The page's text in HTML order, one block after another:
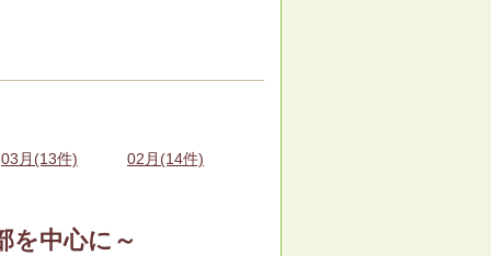
03月(13件)
02月(14件)
を中心に～